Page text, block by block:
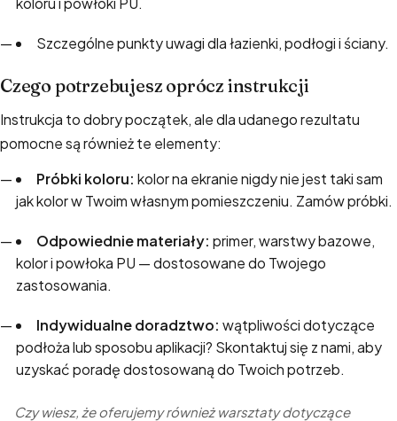
Szczególne punkty uwagi dla łazienki, podłogi i ściany.
Czego potrzebujesz oprócz instrukcji
Instrukcja to dobry początek, ale dla udanego rezultatu
pomocne są również te elementy:
Próbki koloru: kolor na ekranie nigdy nie jest taki sam
jak kolor w Twoim własnym pomieszczeniu. Zamów próbki.
Odpowiednie materiały: primer, warstwy bazowe,
kolor i powłoka PU — dostosowane do Twojego
zastosowania.
Indywidualne doradztwo: wątpliwości dotyczące
podłoża lub sposobu aplikacji? Skontaktuj się z nami, aby
uzyskać poradę dostosowaną do Twoich potrzeb.
Czy wiesz, że oferujemy również warsztaty dotyczące